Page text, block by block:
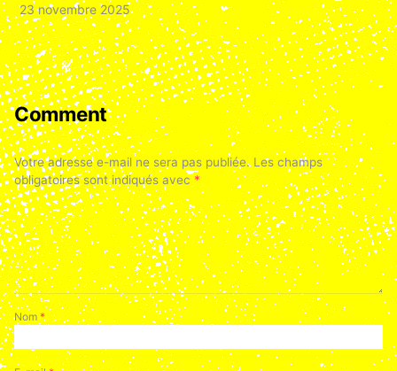
23 novembre 2025
Comment
Votre adresse e-mail ne sera pas publiée. Les champs
obligatoires sont indiqués avec *
Nom*